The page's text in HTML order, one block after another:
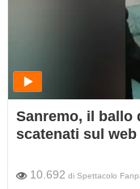
Sanremo, il ballo
scatenati sul web
10.692 di Spettacolo